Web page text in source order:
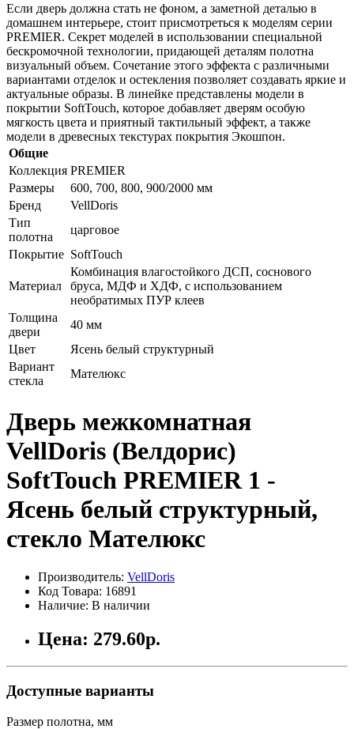
Если дверь должна стать не фоном, а заметной деталью в
домашнем интерьере, стоит присмотреться к моделям серии
PREMIER. Секрет моделей в использовании специальной
бескромочной технологии, придающей деталям полотна
визуальный объем. Сочетание этого эффекта с различными
вариантами отделок и остекления позволяет создавать яркие и
актуальные образы. В линейке представлены модели в
покрытии SoftTouch, которое добавляет дверям особую
мягкость цвета и приятный тактильный эффект, а также
модели в древесных текстурах покрытия Экошпон.
Общие
Коллекция PREMIER
Размеры
600, 700, 800, 900/2000 мм
Бренд
VellDoris
Тип
полотна
царговое
Покрытие SoftTouch
Материал
Комбинация влагостойкого ДСП, соснового
бруса, МДФ и ХДФ, с использованием
необратимых ПУР клеев
Толщина
двери
40 мм
Цвет
Ясень белый структурный
Вариант
стекла
Мателюкс
Дверь межкомнатная
VellDoris (Велдорис)
SoftTouch PREMIER 1 -
Ясень белый структурный,
стекло Мателюкс
Производитель: VellDoris
Код Товара: 16891
Наличие: В наличии
Цена: 279.60р.
Доступные варианты
Размер полотна, мм